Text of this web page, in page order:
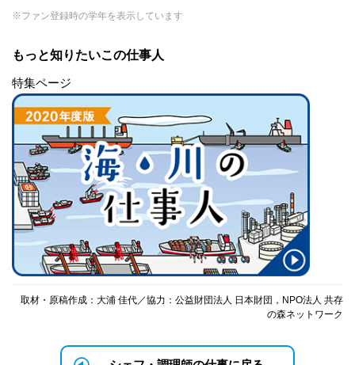
※ファン登録時の学年を表示しています
もっと知りたいこの仕事人
特集ページ
取材・原稿作成：大浦 佳代／協力：公益財団法人 日本財団，NPO法人 共存
の森ネットワーク